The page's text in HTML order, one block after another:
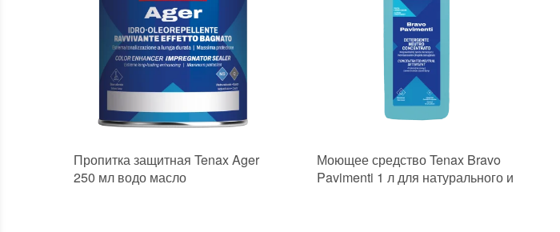
Пропитка защитная Tenax Ager
250 мл водо масло
Моющее средство Tenax Bravo
Pavimenti 1 л для натурального и